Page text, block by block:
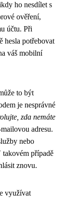
ho nesdílet s
ověření,
účtu. Při
hesla potřebovat
váš mobilní
to být
je nesprávné
zda nemáte
adresu.
nebo
takovém případě
znovu.
využívat